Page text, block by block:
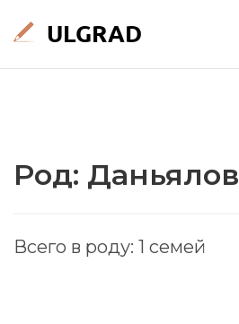
Род: Даньялов
Всего в роду: 1 семей